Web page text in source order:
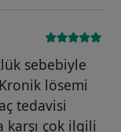
sebebiyle
lösemi
tedavisi
karşı çok ilgili